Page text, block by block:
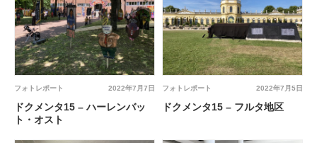
2022年7月7日
フォトレポート
ドクメンタ15 – ハーレンバッ
ト・オスト
2022年7月5日
フォトレポート
ドクメンタ15 – フルタ地区